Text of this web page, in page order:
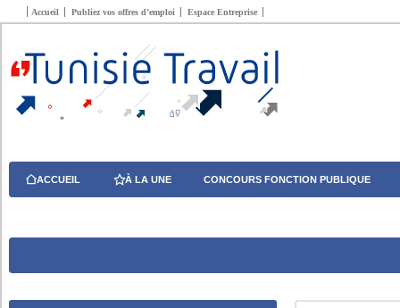
Accueil Publiez vos offres d’emploi Espace Entreprise
ACCUEIL À LA UNE CONCOURS FONCTION PUBLIQUE